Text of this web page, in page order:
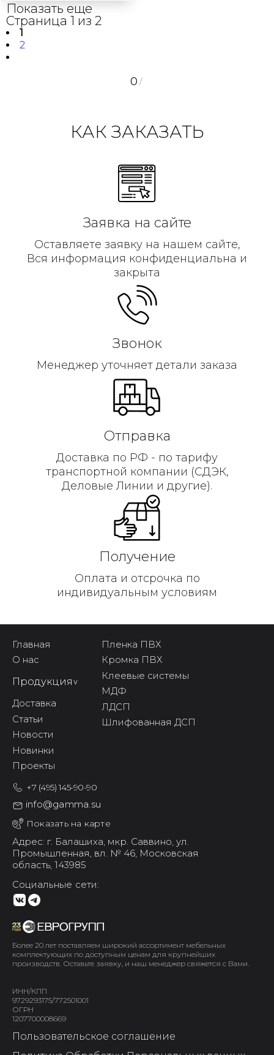
0 /
Показать еще
Страница 1 из 2
1
2
КАК ЗАКАЗАТЬ
Заявка на сайте
Оставляете заявку на нашем сайте,
Вся информация конфиденциальна и
закрыта
Звонок
Менеджер уточняет детали заказа
Отправка
Доставка по РФ - по тарифу
транспортной компании (СДЭК,
Деловые Линии и другие).
Получение
Оплата и отсрочка по
индивидуальным условиям
Более 20 лет поставляем широкий ассортимент мебельных
комплектующих по доступным ценам для крупнейших
производств. Оставьте заявку, и наш менеджер свяжется с Вами.
ИНН/КПП
9729293175/772501001
ОГРН
1207700008669
Пользовательское соглашение
Главная
О нас
Продукция^
Доставка
Статьи
Новости
Новинки
Проекты
Пленка ПВХ
Кромка ПВХ
Клеевые системы
МДФ
ЛДСП
Шлифованная ДСП
+7 (495) 145-90-90
info@gamma.su
Показать на карте
Адрес: г. Балашиха, мкр. Саввино, ул.
Промышленная, вл. № 46, Московская
область, 143985
Социальные сети: